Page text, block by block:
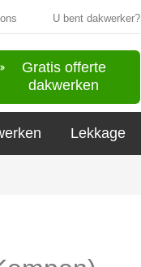
U bent dakwerker?
Gratis offerte
dakwerken
Lekkage